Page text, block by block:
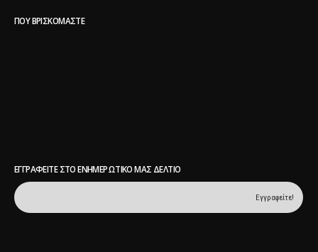
ΠΟΥ ΒΡΙΣΚΌΜΑΣΤΕ
ΕΓΓΡΑΦΕΊΤΕ ΣΤΟ ΕΝΗΜΕΡΩΤΙΚΌ ΜΑΣ ΔΕΛΤΊΟ